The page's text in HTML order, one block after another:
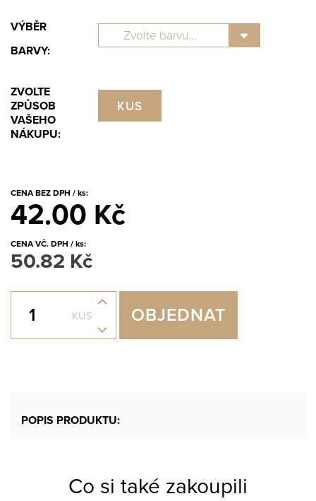
VÝBĚR
BARVY:
ZVOLTE
ZPŮSOB
VAŠEHO
NÁKUPU:
KUS
CENA BEZ DPH / ks:
42.00 Kč
CENA VČ. DPH / ks:
50.82 Kč
KUS
+
-
OBJEDNAT
POPIS PRODUKTU:
Co si také zakoupili